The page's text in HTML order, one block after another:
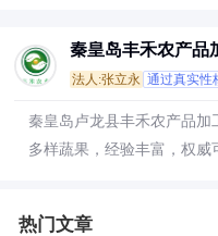
秦皇岛丰禾农产品
法人:张立永 通过真实性
秦皇岛卢龙县丰禾农产品加
多样蔬果，经验丰富，权威
热门文章